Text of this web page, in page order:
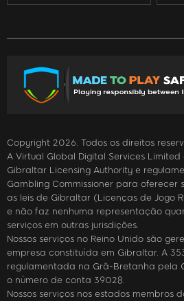
Copyright 2026. Todos os direitos
A Virtual Global Digital Services
Gibraltar Licensing Authority e
Gambling Commissioner para oferecer
as leis de Gibraltar (Licenças de Jogo
e não faz nenhuma representação
serviços em outras jurisdições.
Nossos serviços no Reino Unido são
empresa constituída em Gibraltar. A
regulamentada na Grã-Bretanha pela
o número de conta 39028.
Nossos serviços nos estados membros